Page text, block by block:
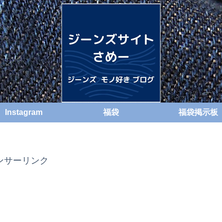
Instagram 福袋 福袋掲示板
サーリンク